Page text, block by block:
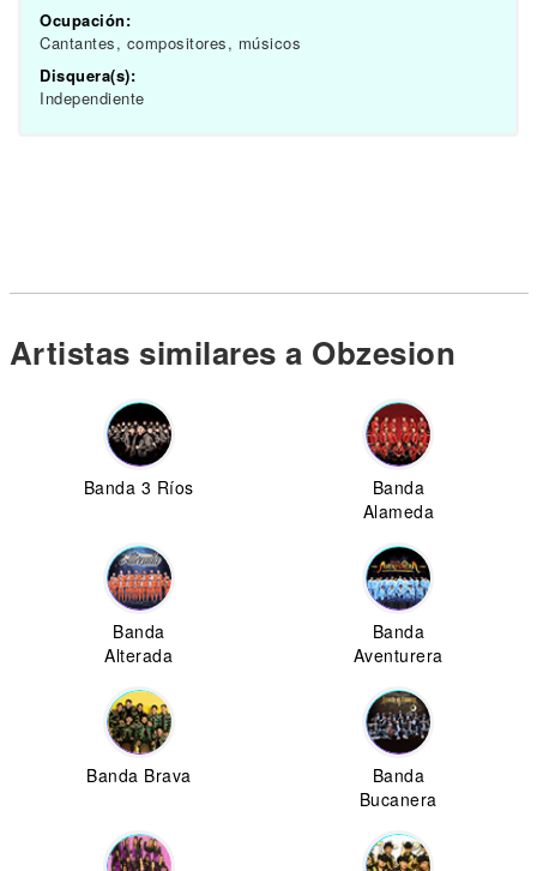
Ocupación:
Cantantes, compositores, músicos
Disquera(s):
Independiente
Artistas similares a Obzesion
Banda 3 Ríos
Banda
Alameda
Banda
Alterada
Banda
Aventurera
Banda Brava
Banda
Bucanera